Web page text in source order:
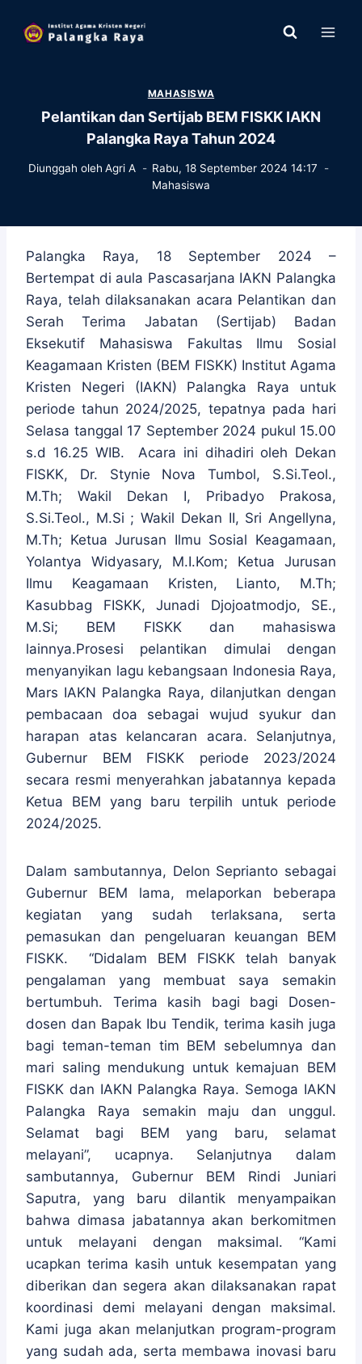
MAHASISWA
Pelantikan dan Sertijab BEM FISKK IAKN
Palangka Raya Tahun 2024
Diunggah oleh Agri A
Rabu, 18 September 2024 14:17
Mahasiswa
Palangka Raya, 18 September 2024 –
Bertempat di aula Pascasarjana IAKN Palangka
Raya, telah dilaksanakan acara Pelantikan dan
Serah Terima Jabatan (Sertijab) Badan
Eksekutif Mahasiswa Fakultas Ilmu Sosial
Keagamaan Kristen (BEM FISKK) Institut Agama
Kristen Negeri (IAKN) Palangka Raya untuk
periode tahun 2024/2025, tepatnya pada hari
Selasa tanggal 17 September 2024 pukul 15.00
s.d 16.25 WIB. Acara ini dihadiri oleh Dekan
FISKK, Dr. Stynie Nova Tumbol, S.Si.Teol.,
M.Th; Wakil Dekan I, Pribadyo Prakosa,
S.Si.Teol., M.Si ; Wakil Dekan II, Sri Angellyna,
M.Th; Ketua Jurusan Ilmu Sosial Keagamaan,
Yolantya Widyasary, M.I.Kom; Ketua Jurusan
Ilmu Keagamaan Kristen, Lianto, M.Th;
Kasubbag FISKK, Junadi Djojoatmodjo, SE.,
M.Si; BEM FISKK dan mahasiswa
lainnya.Prosesi pelantikan dimulai dengan
menyanyikan lagu kebangsaan Indonesia Raya,
Mars IAKN Palangka Raya, dilanjutkan dengan
pembacaan doa sebagai wujud syukur dan
harapan atas kelancaran acara. Selanjutnya,
Gubernur BEM FISKK periode 2023/2024
secara resmi menyerahkan jabatannya kepada
Ketua BEM yang baru terpilih untuk periode
2024/2025.
Dalam sambutannya, Delon Seprianto sebagai
Gubernur BEM lama, melaporkan beberapa
kegiatan yang sudah terlaksana, serta
pemasukan dan pengeluaran keuangan BEM
FISKK. “Didalam BEM FISKK telah banyak
pengalaman yang membuat saya semakin
bertumbuh. Terima kasih bagi bagi Dosen-
dosen dan Bapak Ibu Tendik, terima kasih juga
bagi teman-teman tim BEM sebelumnya dan
mari saling mendukung untuk kemajuan BEM
FISKK dan IAKN Palangka Raya. Semoga IAKN
Palangka Raya semakin maju dan unggul.
Selamat bagi BEM yang baru, selamat
melayani”, ucapnya. Selanjutnya dalam
sambutannya, Gubernur BEM Rindi Juniari
Saputra, yang baru dilantik menyampaikan
bahwa dimasa jabatannya akan berkomitmen
untuk melayani dengan maksimal. “Kami
ucapkan terima kasih untuk kesempatan yang
diberikan dan segera akan dilaksanakan rapat
koordinasi demi melayani dengan maksimal.
Kami juga akan melanjutkan program-program
yang sudah ada, serta membawa inovasi baru